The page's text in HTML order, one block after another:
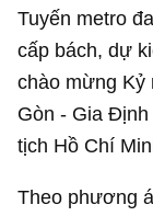
Tuyến metro
cấp bách, dự
chào mừng Kỷ
Gòn - Gia
tịch Hồ Chí
Theo phương